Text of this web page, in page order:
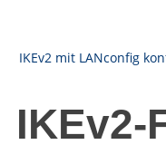
IKEv2 mit LANconfig
IKEv2-